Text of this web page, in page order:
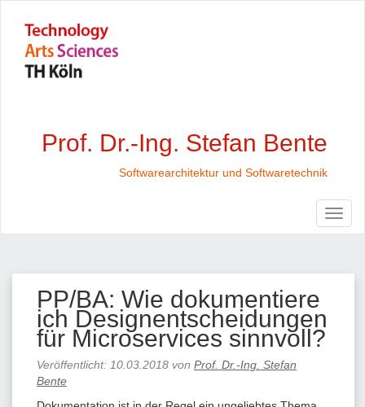
Prof. Dr.-Ing. Stefan Bente
Softwarearchitektur und Softwaretechnik
PP/BA: Wie dokumentiere
ich Designentscheidungen
für Microservices sinnvoll?
Veröffentlicht: 10.03.2018 von Prof. Dr.-Ing. Stefan
Bente